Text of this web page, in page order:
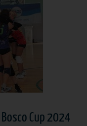
Cup 2024